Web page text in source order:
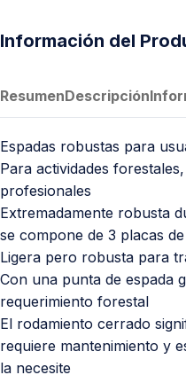
Información del
ResumenDescripción
Espadas robustas para
Para actividades
profesionales
Extremadamente robusta
se compone de 3 placas
Ligera pero robusta para
Con una punta de espada
requerimiento forestal
El rodamiento cerrado
requiere mantenimiento y
la necesite